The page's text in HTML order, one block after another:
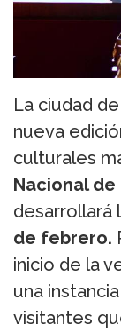
La ciudad
nueva
culturales
Nacional
desarrollará
de febrero.
inicio de la
una
visitantes